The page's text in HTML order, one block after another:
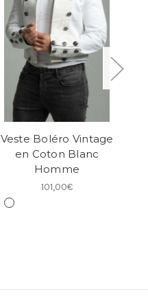
Veste Boléro Vintage
en Coton Blanc
Homme
101,00€